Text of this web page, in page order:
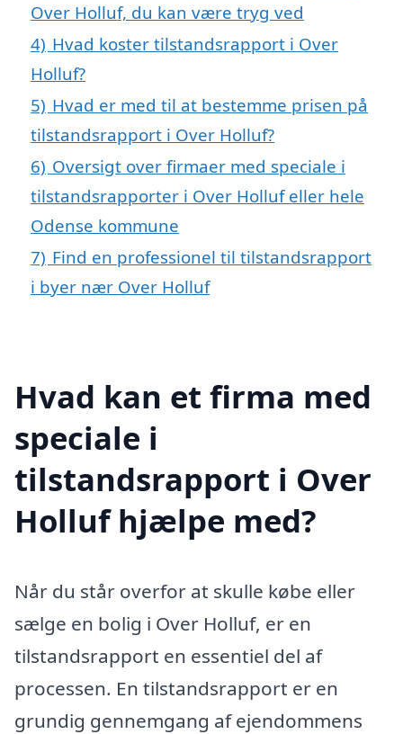
Over Holluf, du kan være tryg ved
4) Hvad koster tilstandsrapport i Over
Holluf?
5) Hvad er med til at bestemme prisen på
tilstandsrapport i Over Holluf?
6) Oversigt over firmaer med speciale i
tilstandsrapporter i Over Holluf eller hele
Odense kommune
7) Find en professionel til tilstandsrapport
i byer nær Over Holluf
Hvad kan et firma med
speciale i
tilstandsrapport i Over
Holluf hjælpe med?
Når du står overfor at skulle købe eller
sælge en bolig i Over Holluf, er en
tilstandsrapport en essentiel del af
processen. En tilstandsrapport er en
grundig gennemgang af ejendommens